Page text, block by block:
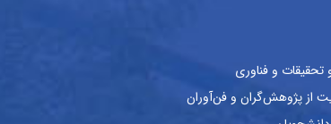
تحقیقات و فناوری
از پژوهش‌گران و فن‌آوران